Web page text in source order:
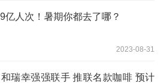
亿人次！暑期你都去了哪？
2023-08-31
瑞幸强强联手 推联名款咖啡 预计